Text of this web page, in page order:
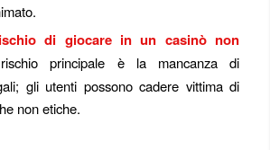
di giocare in un casinò non
principale è la mancanza di
gli utenti possono cadere vittima di
non etiche.